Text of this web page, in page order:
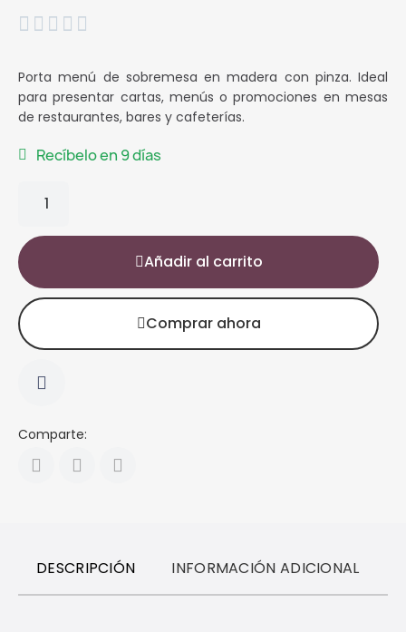
    
Porta menú de sobremesa en madera con pinza. Ideal
para presentar cartas, menús o promociones en mesas
de restaurantes, bares y cafeterías.
Recíbelo en 9 días
Añadir al carrito
Comprar ahora
Comparte:
DESCRIPCIÓN INFORMACIÓN ADICIONAL